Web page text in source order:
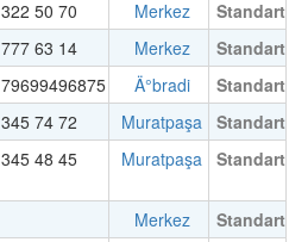
322 50 70 Merkez
Standart
777 63 14 Merkez
Standart
79699496875 Ä°bradi
Standart
345 74 72 Muratpaşa Standart
345 48 45 Muratpaşa Standart
Merkez
Standart